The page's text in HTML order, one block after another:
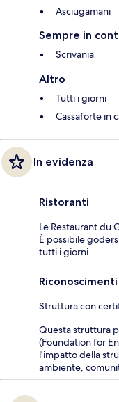
Asciugamani
Sempre in
Scrivania
Altro
Tutti i giorni
Cassaforte in
In evidenza
Ristoranti
Le Restaurant du
È possibile
tutti i giorni
Struttura con
Questa struttura
(Foundation for
l'impatto della
ambiente,